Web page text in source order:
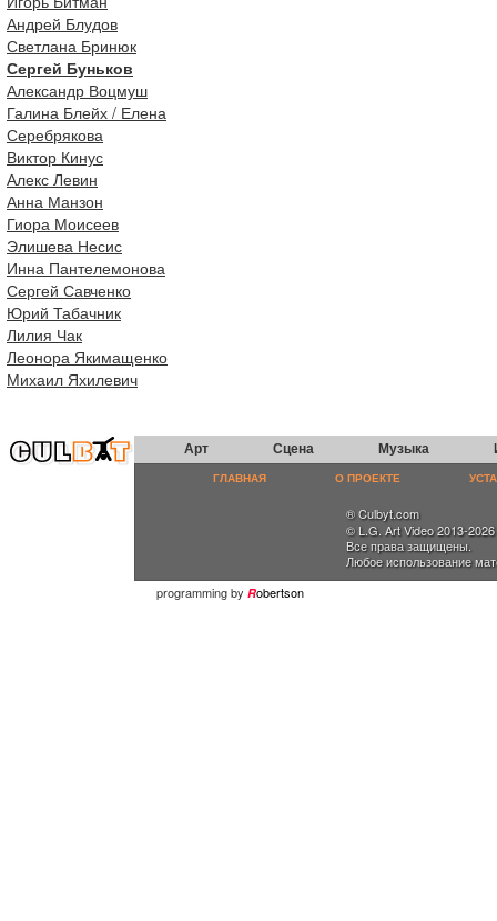
Андрей Блудов
Светлана Бринюк
Сергей Буньков
Александр Воцмуш
Галина Блейх / Елена
Серебрякова
Виктор Кинус
Алекс Левин
Анна Манзон
Гиора Моисеев
Элишева Несис
Инна Пантелемонова
Сергей Савченко
Юрий Табачник
Лилия Чак
Леонора Якимащенко
Михаил Яхилевич
Арт Сцена Музыка
ГЛАВНАЯ О ПРОЕКТЕ
® Culbyt.com
© L.G. Art Video 2013-2026
Все права защищены.
Любое использование
programming by Robertson